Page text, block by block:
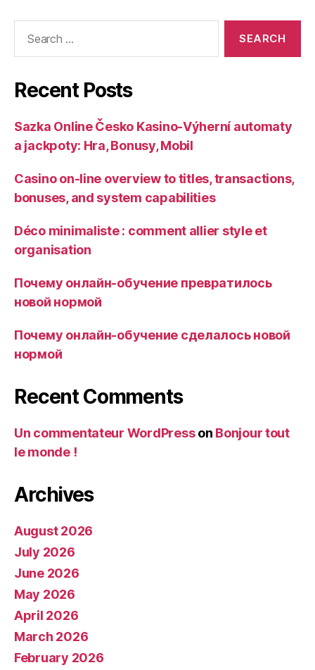
Recent Posts
Sazka Online Česko Kasino-Výherní automaty
a jackpoty: Hra, Bonusy, Mobil
Casino on-line overview to titles, transactions,
bonuses, and system capabilities
Déco minimaliste : comment allier style et
organisation
Почему онлайн-обучение превратилось
новой нормой
Почему онлайн-обучение сделалось новой
нормой
Recent Comments
Un commentateur WordPresson Bonjour tout
le monde !
Archives
August 2026
July 2026
June 2026
May 2026
April 2026
March 2026
February 2026